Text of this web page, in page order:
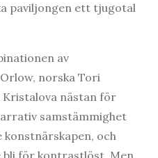
paviljongen ett tjugotal
av
norska Tori
Kristalova nästan för
samstämmighet
och